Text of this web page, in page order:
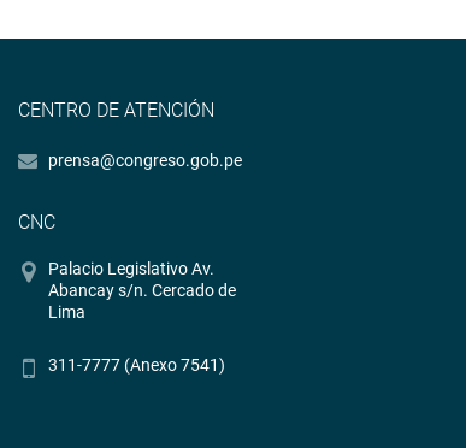
CENTRO DE ATENCIÓN
prensa@congreso.gob.pe
CNC
Palacio Legislativo Av.
Abancay s/n. Cercado de
Lima
311-7777 (Anexo 7541)